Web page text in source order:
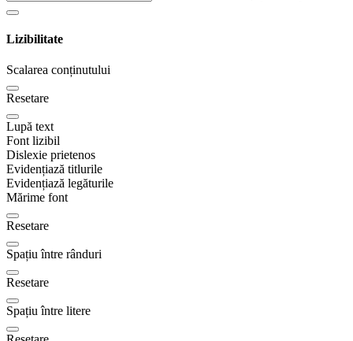
Lizibilitate
Scalarea conținutului
Resetare
Lupă text
Font lizibil
Dislexie prietenos
Evidențiază titlurile
Evidențiază legăturile
Mărime font
Resetare
Spațiu între rânduri
Resetare
Spațiu între litere